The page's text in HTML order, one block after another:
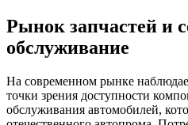
Рынок запчастей и
обслуживание
На современном рынке
точки зрения доступности
обслуживания автомобилей,